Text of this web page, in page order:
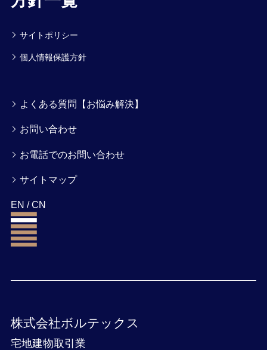
サイトポリシー
個人情報保護方針
よくある質問【お悩み解決】
お問い合わせ
お電話でのお問い合わせ
サイトマップ
EN /CN
株式会社ボルテックス
宅地建物取引業